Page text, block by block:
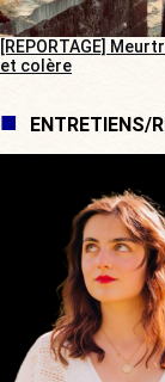
[REPORTAGE]
et colère
ENTRETIENS/